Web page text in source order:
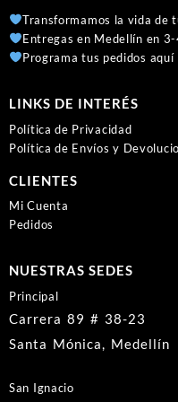
Transformamos la vida de
Entregas en Medellín en
Programa tus pedidos aquí
LINKS DE INTERÉS
Política de Privacidad
Política de Envíos y
CLIENTES
Mi Cuenta
Pedidos
NUESTRAS SEDES
Principal
Carrera 89 # 38-23
Santa Mónica, Medellín
San Ignacio